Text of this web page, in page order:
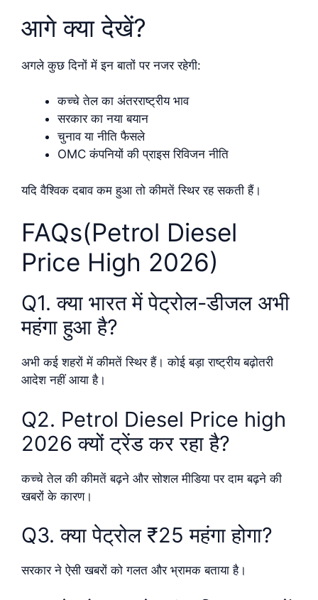
आगे क्या देखें?
अगले कुछ दिनों में इन बातों पर नजर रहेगी:
कच्चे तेल का अंतरराष्ट्रीय भाव
सरकार का नया बयान
चुनाव या नीति फैसले
OMC कंपनियों की प्राइस रिविजन नीति
यदि वैश्विक दबाव कम हुआ तो कीमतें स्थिर रह सकती हैं।
FAQs(Petrol Diesel
Price High 2026)
Q1. क्या भारत में पेट्रोल-डीजल अभी
महंगा हुआ है?
अभी कई शहरों में कीमतें स्थिर हैं। कोई बड़ा राष्ट्रीय बढ़ोतरी
आदेश नहीं आया है।
Q2. Petrol Diesel Price high
2026 क्यों ट्रेंड कर रहा है?
कच्चे तेल की कीमतें बढ़ने और सोशल मीडिया पर दाम बढ़ने की
खबरों के कारण।
Q3. क्या पेट्रोल ₹25 महंगा होगा?
सरकार ने ऐसी खबरों को गलत और भ्रामक बताया है।